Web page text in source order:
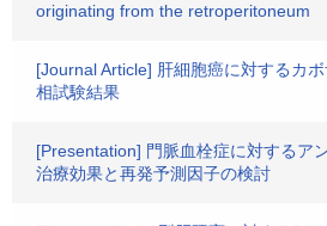
originating from the retroperitoneum
[Journal Article] 肝細胞癌に対するカ
相試験結果
[Presentation] 門脈血栓症に対するア
治療効果と再発予測因子の検討